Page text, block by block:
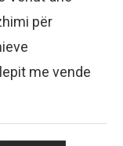
për
me vende